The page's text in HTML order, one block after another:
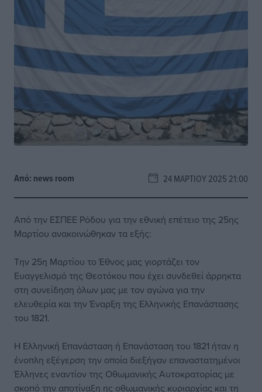
Από: news room 24 ΜΑΡΤΊΟΥ 2025 21:00
Από την ΕΣΠΕΕ Ρόδου για την εθνική επέτειο της 25ης
Μαρτίου ανακοινώθηκαν τα εξής:
Την 25η Μαρτίου το Έθνος μας γιορτάζει τον
Ευαγγελισμό της Θεοτόκου που έχει συνδεθεί άρρηκτα
στη συνείδηση όλων μας με τον αγώνα για την
ελευθερία και την Έναρξη της Ελληνικής Επανάστασης
του 1821.
Η Ελληνική Επανάσταση ή Επανάσταση του 1821 ήταν η
ένοπλη εξέγερση την οποία διεξήγαν επαναστατημένοι
Έλληνες εναντίον της Οθωμανικής Αυτοκρατορίας με
σκοπό την αποτίναξη ης οθωμανικής κυριαρχίας και τη